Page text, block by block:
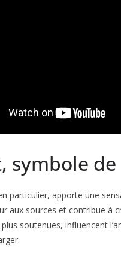
symbole
particulier, apporte une
aux sources et contribue à
soutenues, influencent